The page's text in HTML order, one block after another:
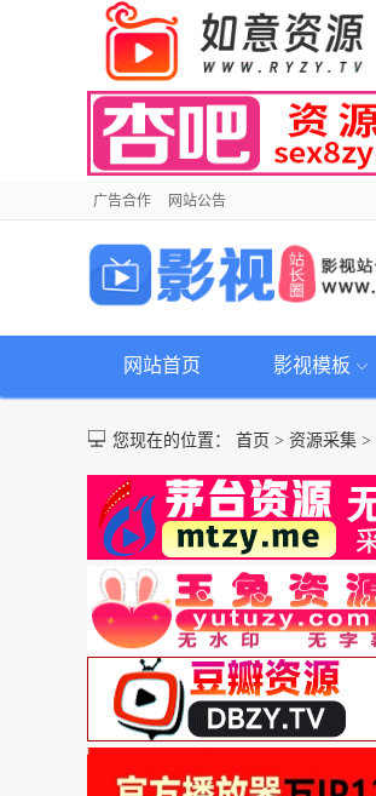
广告合作 网站公告
网站首页 影视模板
您现在的位置： 首页 > 资源采集 >